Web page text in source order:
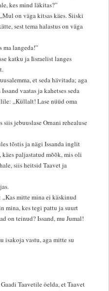
kes mind läkitas?”
on väga kitsas käes. Siiski
sest tema halastus on väga
ma langeda!”
katku ja Iisraelist langes
et seda hävitada; aga
vaatas ja kahetses seda
„Küllalt! Lase nüüd oma
siis jebuuslase Ornani rehealuse
tõstis ja nägi Issanda inglit
käes paljastatud mõõk, mis oli
siis heitsid Taavet ja
„Kas mitte mina ei käskinud
mina, kes tegi pattu ja suurt
on teinud? Issand, mu Jumal!
isakoja vastu, aga mitte su
Taavetile öelda, et Taavet